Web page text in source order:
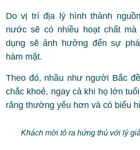
Do vị trí địa lý hình thành
nước sẽ có nhiều hoạt chất
dụng sẽ ảnh hưởng đến sự
hàm mặt.
Theo đó, nhầu như người Bắc
chắc khoẻ, ngay cả khi họ lớn
răng thường yếu hơn và có biểu
Khách mời tỏ ra hứng thú với lý